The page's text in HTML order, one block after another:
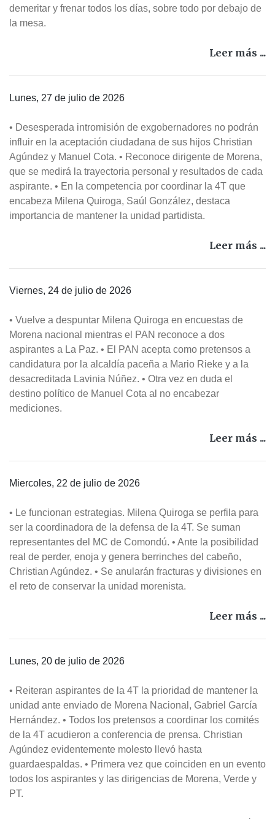
demeritar y frenar todos los días, sobre todo por debajo de
la mesa.
Leer más ...
Lunes, 27 de julio de 2026
• Desesperada intromisión de exgobernadores no podrán
influir en la aceptación ciudadana de sus hijos Christian
Agúndez y Manuel Cota. • Reconoce dirigente de Morena,
que se medirá la trayectoria personal y resultados de cada
aspirante. • En la competencia por coordinar la 4T que
encabeza Milena Quiroga, Saúl González, destaca
importancia de mantener la unidad partidista.
Leer más ...
Viernes, 24 de julio de 2026
• Vuelve a despuntar Milena Quiroga en encuestas de
Morena nacional mientras el PAN reconoce a dos
aspirantes a La Paz. • El PAN acepta como pretensos a
candidatura por la alcaldía paceña a Mario Rieke y a la
desacreditada Lavinia Núñez. • Otra vez en duda el
destino político de Manuel Cota al no encabezar
mediciones.
Leer más ...
Miercoles, 22 de julio de 2026
• Le funcionan estrategias. Milena Quiroga se perfila para
ser la coordinadora de la defensa de la 4T. Se suman
representantes del MC de Comondú. • Ante la posibilidad
real de perder, enoja y genera berrinches del cabeño,
Christian Agúndez. • Se anularán fracturas y divisiones en
el reto de conservar la unidad morenista.
Leer más ...
Lunes, 20 de julio de 2026
• Reiteran aspirantes de la 4T la prioridad de mantener la
unidad ante enviado de Morena Nacional, Gabriel García
Hernández. • Todos los pretensos a coordinar los comités
de la 4T acudieron a conferencia de prensa. Christian
Agúndez evidentemente molesto llevó hasta
guardaespaldas. • Primera vez que coinciden en un evento
todos los aspirantes y las dirigencias de Morena, Verde y
PT.